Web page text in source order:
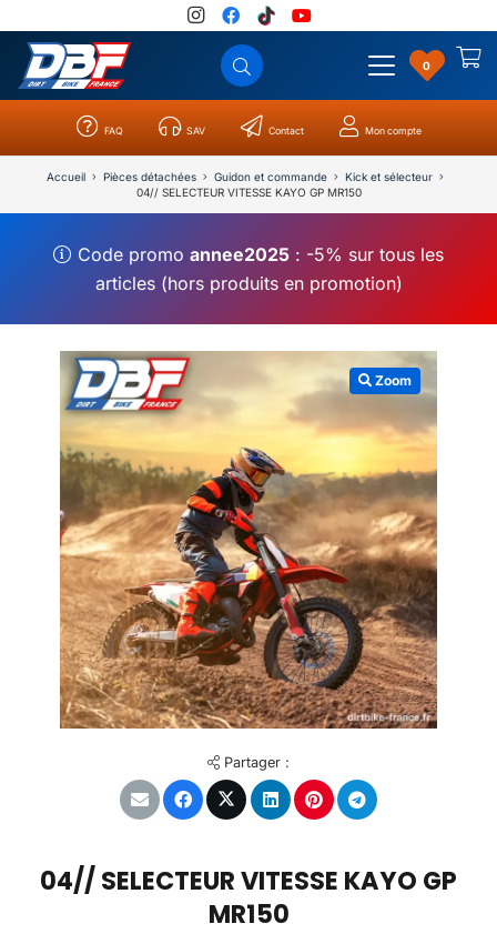
0
FAQ SAV Contact Mon compte
Accueil Pièces détachées Guidon et commande
Kick et sélecteur
04// SELECTEUR VITESSE KAYO GP MR150
Code promoannee2025 : -5% sur tous les
articles (hors produits en promotion)
Zoom
Partager :
04// SELECTEUR VITESSE KAYO GP
MR150
Catégories Résultats